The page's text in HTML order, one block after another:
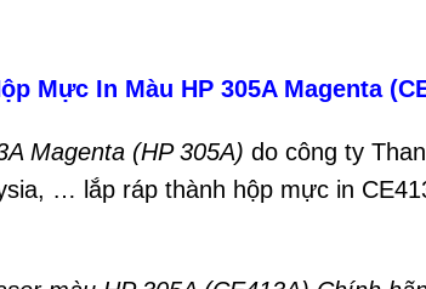
Mực In Màu HP 305A Magenta
Magenta (HP 305A) do công ty
… lắp ráp thành hộp mực in